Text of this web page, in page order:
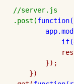
//server.js
.post(function
        });
    })